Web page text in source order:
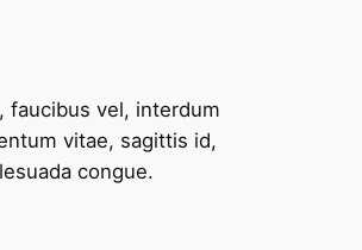
faucibus vel, interdum
vitae, sagittis id,
congue.